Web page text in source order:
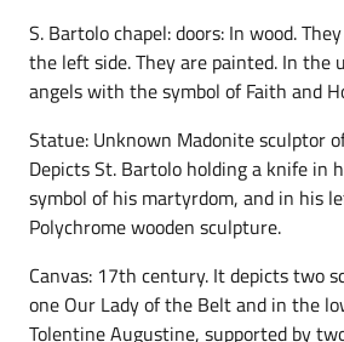
S. Bartolo chapel: doors: In wood.
the left side. They are painted. In the
angels with the symbol of Faith and
Statue: Unknown Madonite sculptor
Depicts St. Bartolo holding a knife in
symbol of his martyrdom, and in his
Polychrome wooden sculpture.
Canvas: 17th century. It depicts two
one Our Lady of the Belt and in the
Tolentine Augustine, supported by